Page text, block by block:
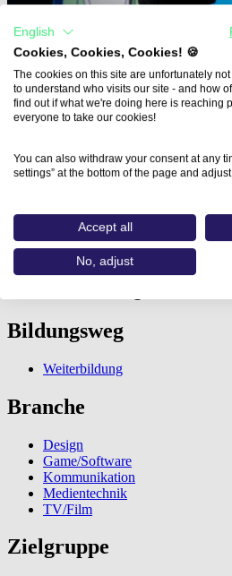
Aus- und Weiterbildungen
3D / CGI Basics…
3D / CGI Basics
Software
Bildungsweg
Weiterbildung
Branche
Design
Game/Software
Kommunikation
Medientechnik
TV/Film
Zielgruppe
English
Cookies, Cookies, Cookies! 🍪
The cookies on this site are unfortunately
to understand who visits our site - and how
find out if what we're doing here is reaching
everyone to take our cookies!
You can also withdraw your consent at any
settings” at the bottom of the page and
Accept all
No, adjust